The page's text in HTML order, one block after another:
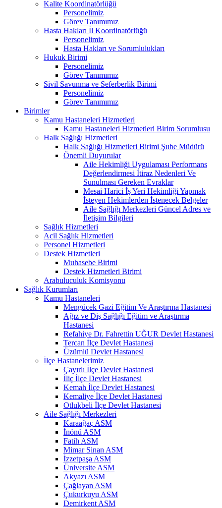
Kalite Koordinatörlüğü
Personelimiz
Görev Tanımımız
Hasta Hakları İl Koordinatörlüğü
Personelimiz
Hasta Hakları ve Sorumlulukları
Hukuk Birimi
Personelimiz
Görev Tanımımız
Sivil Savunma ve Seferberlik Birimi
Personelimiz
Görev Tanımımız
Birimler
Kamu Hastaneleri Hizmetleri
Kamu Hastaneleri Hizmetleri Birim Sorumlusu
Halk Sağlığı Hizmetleri
Halk Sağlığı Hizmetleri Birimi Şube Müdürü
Önemli Duyurular
Aile Hekimliği Uygulaması Performans
Değerlendirmesi İtiraz Nedenleri Ve
Sunulması Gereken Evraklar
Mesai Harici İş Yeri Hekimliği Yapmak
İsteyen Hekimlerden İstenecek Belgeler
Aile Sağlığı Merkezleri Güncel Adres ve
İletişim Bilgileri
Sağlık Hizmetleri
Acil Sağlık Hizmetleri
Personel Hizmetleri
Destek Hizmetleri
Muhasebe Birimi
Destek Hizmetleri Birimi
Arabuluculuk Komisyonu
Sağlık Kurumları
Kamu Hastaneleri
Mengücek Gazi Eğitim Ve Araştırma Hastanesi
Ağız ve Diş Sağlığı Eğitim ve Araştırma
Hastanesi
Refahiye Dr. Fahrettin UĞUR Devlet Hastanesi
Tercan İlçe Devlet Hastanesi
Üzümlü Devlet Hastanesi
İlçe Hastanelerimiz
Çayırlı İlçe Devlet Hastanesi
İliç İlçe Devlet Hastanesi
Kemah İlçe Devlet Hastanesi
Kemaliye İlçe Devlet Hastanesi
Otlukbeli İlçe Devlet Hastanesi
Aile Sağlığı Merkezleri
Karaağaç ASM
İnönü ASM
Fatih ASM
Mimar Sinan ASM
İzzetpaşa ASM
Üniversite ASM
Akyazı ASM
Çağlayan ASM
Çukurkuyu ASM
Demirkent ASM